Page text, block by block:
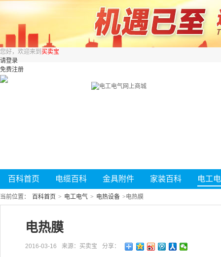
您好，欢迎来到 买卖宝
请登录
免费注册
百科首页 电缆百科 金具附件 家装百科 电工
当前位置： 百科首页 > 电工电气 > 电热设备 >电热膜
电热膜
2016-03-16 来源：买卖宝 分享：